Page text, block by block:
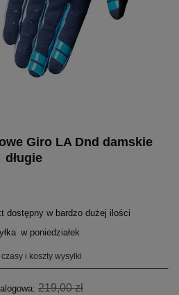
Giro LA Dnd damskie
długie
dostępny w bardzo dużej ilości
w poniedziałek
i koszty wysyłki
219,00 zł